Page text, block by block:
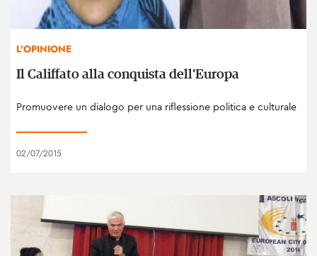
L'OPINIONE
Il Califfato alla conquista dell'Europa
Promuovere un dialogo per una riflessione politica e culturale
02/07/2015